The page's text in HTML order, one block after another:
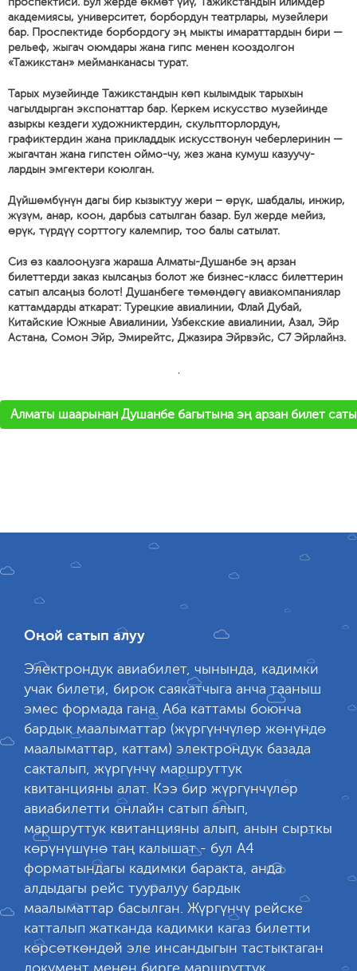
академиясы, университет, борбордун театрлары, музейлери
бар. Проспектиде борбордогу эң мыкты имараттардын бири —
рельеф, жыгач оюмдары жана гипс менен кооздолгон
«Тажикстан» мейманканасы турат.
Тарых музейинде Тажикстандын көп кылымдык тарыхын
чагылдырган экспонаттар бар. Керкем искусство музейинде
азыркы кездеги художниктердин, скульпторлордун,
графиктердин жана прикладдык искусствонун чеберлеринин —
жыгачтан жана гипстен оймо-чу, жез жана кумуш казуучу-
лардын эмгектери коюлган.
Дүйшөмбүнүн дагы бир кызыктуу жери – өрүк, шабдалы, инжир,
жүзүм, анар, коон, дарбыз сатылган базар. Бул жерде мейиз,
өрүк, түрдүү сорттогу калемпир, тоо балы сатылат.
Сиз өз каалооңузга жараша Алматы-Душанбе эң арзан
билеттерди заказ кылсаңыз болот же бизнес-класс билеттерин
сатып алсаңыз болот! Душанбеге төмөндөгү авиакомпаниялар
каттамдарды аткарат: Турецкие авиалинии, Флай Дубай,
Китайские Южные Авиалинии, Узбекские авиалинии, Азал, Эйр
Астана, Сомон Эйр, Эмирейтс, Джазира Эйрвэйс, С7 Эйрлайнз.
'
Алматы шаарынан Душанбе багытына эң арзан билет
Оңой сатып алуу
Электрондук авиабилет, чынында, кадимки
учак билети, бирок саякатчыга анча тааныш
эмес формада гана. Аба каттамы боюнча
бардык маалыматтар (жүргүнчүлөр жөнүндө
маалыматтар, каттам) электрондук базада
сакталып, жүргүнчү маршруттук
квитанцияны алат. Кээ бир жүргүнчүлөр
авиабилетти онлайн сатып алып,
маршруттук квитанцияны алып, анын сырткы
көрүнүшүнө таң калышат - бул А4
форматындагы кадимки баракта, анда
алдыдагы рейс тууралуу бардык
маалыматтар басылган. Жүргүнчү рейске
катталып жатканда кадимки кагаз билетти
көрсөткөндөй эле инсандыгын тастыктаган
документ менен бирге маршруттук